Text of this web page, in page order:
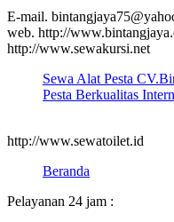
E-mail.
web. http://
http://www.sewakursi.net
Sewa Alat Pesta
Pesta Berkualitas
http://www.sewatoilet.id
Beranda
Pelayanan 24 jam :